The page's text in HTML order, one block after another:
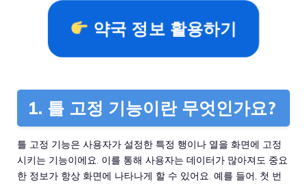
약국 정보 활용하기
1. 틀 고정 기능이란 무엇인가요?
틀 고정 기능은 사용자가 설정한 특정 행이나 열을 화면에 고정
시키는 기능이에요. 이를 통해 사용자는 데이터가 많아져도 중요
한 정보가 항상 화면에 나타나게 할 수 있어요. 예를 들어, 첫 번